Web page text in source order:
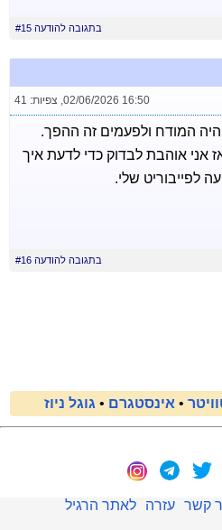
בתגובה להודעה #15
02/06/2026 16:50
, צפיות: 41
המודח ולפעמים זה ההפך.
אני אוהבת לבדוק כדי לדעת איך
לפייבוריט שלי.
בתגובה להודעה #16
• אינסטגרם • גוגל ניוז
קשר עזרה
לאתר הרגיל